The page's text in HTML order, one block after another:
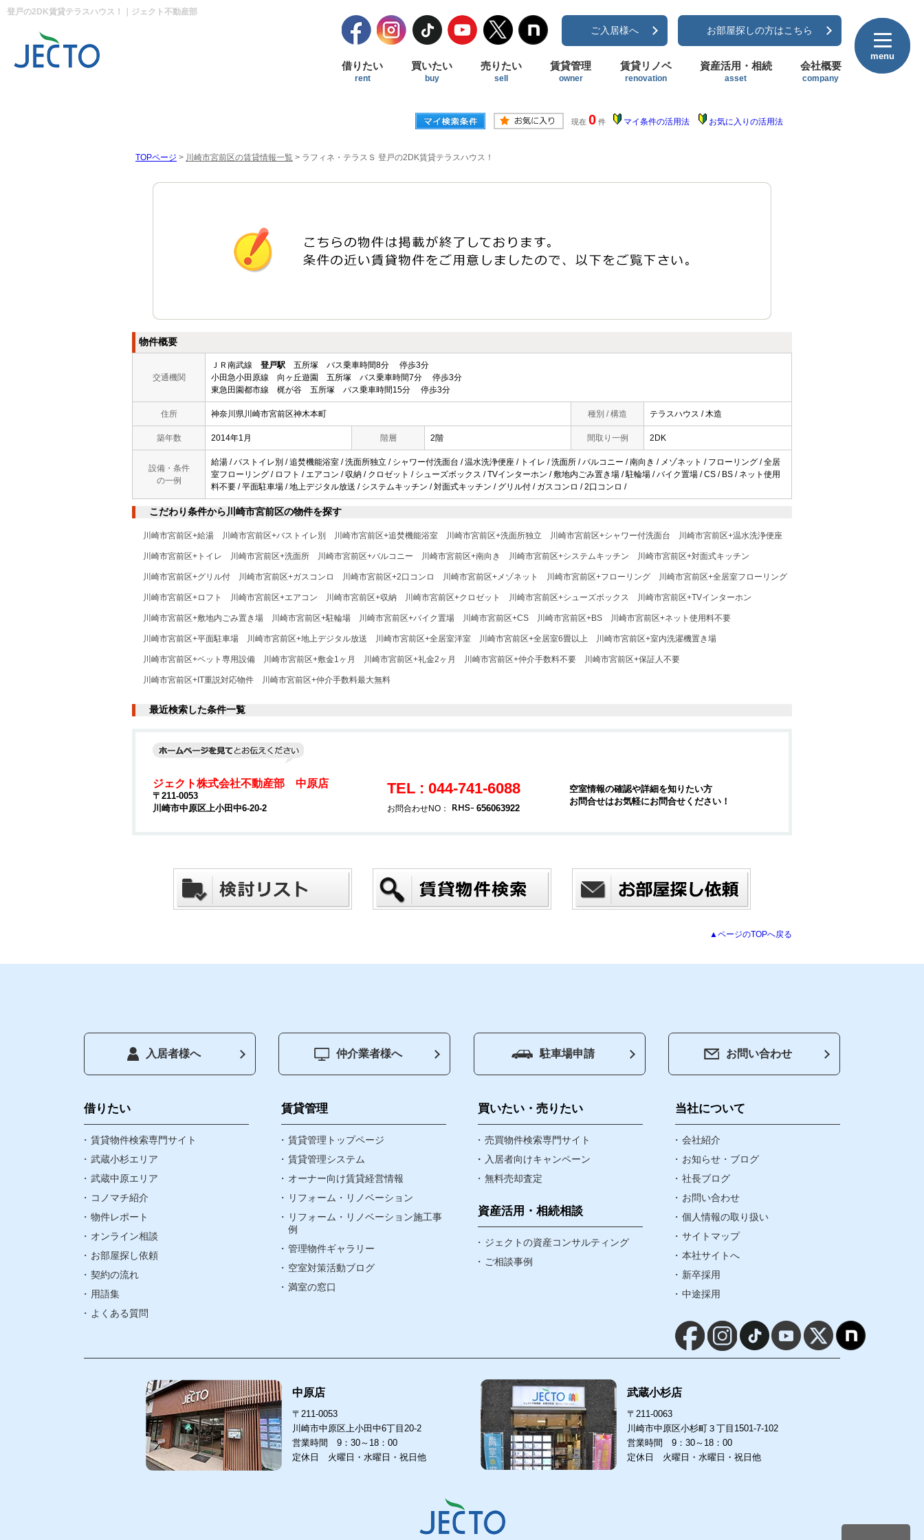
登戸の2DK賃貸テラスハウス！｜ジェクト不動産部
ご入居様へ お部屋探しの方はこちら
借りたい
rent
買いたい
buy
売りたい
sell
賃貸管理
owner
賃貸リノベ
renovation
資産活用・相続
asset
会社概要
company
menu
トップページ
借りたい
お気に入り物件
閲覧履歴
町名検索
武蔵小杉エリア
武蔵中原エリア
賃貸管理
資産・相続
なんでも相談窓口
賃貸リノベ
会社紹介
お知らせ・ブログ
社長ブログ
お問い合わせ
個人情報の取り扱い
サイトマップ
本社サイトへ
新卒採用
中途採用
〒
211-0063
川崎市中原区小杉町３丁目1501-7-102
menu
現在 0 件 マイ条件の活用法 お気に入りの活用法
TOPページ > 川崎市宮前区の賃貸情報一覧 > ラフィネ・テラスＳ 登戸の2DK賃貸テラスハウス！
物件概要
交通機関
ＪＲ南武線 登戸駅 五所塚 バス乗車時間8分 停歩3分
小田急小田原線 向ヶ丘遊園 五所塚 バス乗車時間7分 停歩3分
東急田園都市線 梶が谷 五所塚 バス乗車時間15分 停歩3分
住所 神奈川県川崎市宮前区神木本町 種別 / 構造 テラスハウス / 木造
築年数 2014年1月 階層 2階 間取り一例 2DK
設備・条件
の一例
給湯 / バストイレ別 / 追焚機能浴室 / 洗面所独立 / シャワー付洗面台 / 温水洗浄便座 / トイレ / 洗面所 / バルコニー / 南向き / メゾネット / フローリング / 全居
室フローリング / ロフト / エアコン / 収納 / クロゼット / シューズボックス / TVインターホン / 敷地内ごみ置き場 / 駐輪場 / バイク置場 / CS / BS / ネット使用
料不要 / 平面駐車場 / 地上デジタル放送 / システムキッチン / 対面式キッチン / グリル付 / ガスコンロ / 2口コンロ /
こだわり条件から川崎市宮前区の物件を探す
川崎市宮前区+給湯 川崎市宮前区+バストイレ別 川崎市宮前区+追焚機能浴室 川崎市宮前区+洗面所独立 川崎市宮前区+シャワー付洗面台 川崎市宮前区+温水洗浄便座
川崎市宮前区+トイレ 川崎市宮前区+洗面所 川崎市宮前区+バルコニー 川崎市宮前区+南向き 川崎市宮前区+システムキッチン 川崎市宮前区+対面式キッチン
川崎市宮前区+グリル付 川崎市宮前区+ガスコンロ 川崎市宮前区+2口コンロ 川崎市宮前区+メゾネット 川崎市宮前区+フローリング 川崎市宮前区+全居室フローリング
川崎市宮前区+ロフト 川崎市宮前区+エアコン 川崎市宮前区+収納 川崎市宮前区+クロゼット 川崎市宮前区+シューズボックス 川崎市宮前区+TVインターホン
川崎市宮前区+敷地内ごみ置き場 川崎市宮前区+駐輪場 川崎市宮前区+バイク置場 川崎市宮前区+CS 川崎市宮前区+BS 川崎市宮前区+ネット使用料不要
川崎市宮前区+平面駐車場 川崎市宮前区+地上デジタル放送 川崎市宮前区+全居室洋室 川崎市宮前区+全居室6畳以上 川崎市宮前区+室内洗濯機置き場
川崎市宮前区+ペット専用設備 川崎市宮前区+敷金1ヶ月 川崎市宮前区+礼金2ヶ月 川崎市宮前区+仲介手数料不要 川崎市宮前区+保証人不要
川崎市宮前区+IT重説対応物件 川崎市宮前区+仲介手数料最大無料
最近検索した条件一覧
ジェクト株式会社不動産部 中原店
〒211-0053
川崎市中原区上小田中6-20-2
TEL : 044-741-6088
お問合わせNO： 656063922
空室情報の確認や詳細を知りたい方
お問合せはお気軽にお問合せください！
▲ページのTOPへ戻る
入居者様へ 仲介業者様へ 駐車場申請 お問い合わせ
借りたい
賃貸物件検索専門サイト
武蔵小杉エリア
武蔵中原エリア
コノマチ紹介
物件レポート
オンライン相談
お部屋探し依頼
契約の流れ
用語集
よくある質問
賃貸管理
賃貸管理トップページ
賃貸管理システム
オーナー向け賃貸経営情報
リフォーム・リノベーション
リフォーム・リノベーション施工事
例
管理物件ギャラリー
空室対策活動ブログ
満室の窓口
買いたい・売りたい
売買物件検索専門サイト
入居者向けキャンペーン
無料売却査定
資産活用・相続相談
ジェクトの資産コンサルティング
ご相談事例
当社について
会社紹介
お知らせ・ブログ
社長ブログ
お問い合わせ
個人情報の取り扱い
サイトマップ
本社サイトへ
新卒採用
中途採用
中原店
〒211-0053
川崎市中原区上小田中6丁目20-2
営業時間 9：30～18：00
定休日 火曜日・水曜日・祝日他
武蔵小杉店
〒211-0063
川崎市中原区小杉町３丁目1501-7-102
営業時間 9：30～18：00
定休日 火曜日・水曜日・祝日他